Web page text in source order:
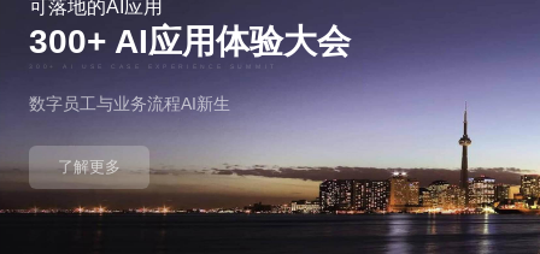
服务中心
生态联盟
关于泛微
泛微各地
业务专项
合同管理·今承达
项目管理·事井然 客服管理·睦客邻
采购管理·京桥通 费控管理·齐业成
档案管理·文书定
可落地的AI应用
300+ AI应用体验大会
300+ AI USE CASE EXPERIENCE SUMMIT
数字员工与业务流程AI新生
了解更多